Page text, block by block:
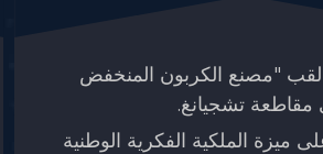
لقد فزنا على التوالي بخمسة أقسام
صمام الكرة وصمام البوابة المسطحة في
المناقصة الإطارية السنوية لشركة البترول